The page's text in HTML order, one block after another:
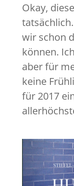
Okay,
wir schon
können.
aber für
keine
für 2017